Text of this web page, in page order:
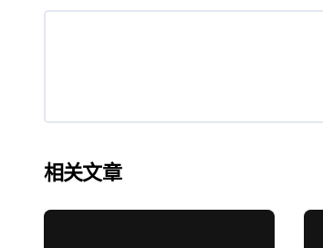
导
相关文章